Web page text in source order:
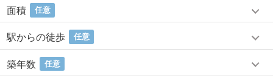
面積 任意
駅からの徒歩 任意
築年数 任意